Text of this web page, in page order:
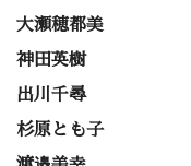
大瀬穂都美
神田英樹
出川千尋
杉原とも子